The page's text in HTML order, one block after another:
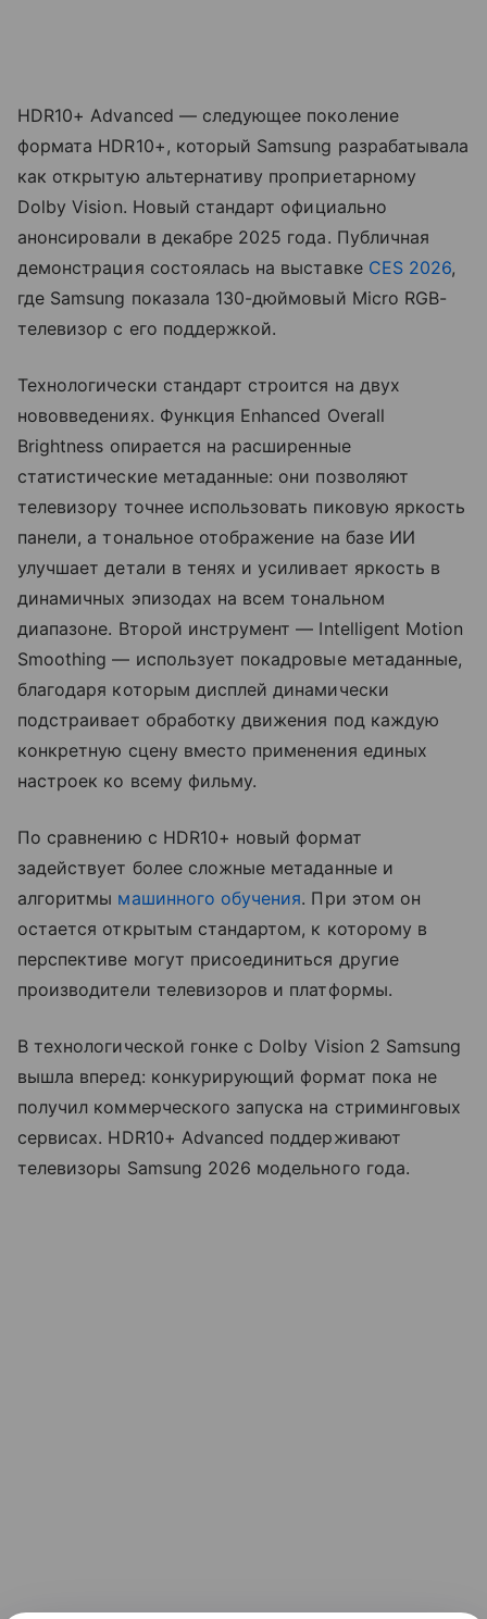
HDR10+ Advanced — следующее поколение
формата HDR10+, который Samsung разрабатывала
как открытую альтернативу проприетарному
Dolby Vision. Новый стандарт официально
анонсировали в декабре 2025 года. Публичная
демонстрация состоялась на выставке CES 2026,
где Samsung показала 130-дюймовый Micro RGB-
телевизор с его поддержкой.
Технологически стандарт строится на двух
нововведениях. Функция Enhanced Overall
Brightness опирается на расширенные
статистические метаданные: они позволяют
телевизору точнее использовать пиковую яркость
панели, а тональное отображение на базе ИИ
улучшает детали в тенях и усиливает яркость в
динамичных эпизодах на всем тональном
диапазоне. Второй инструмент — Intelligent Motion
Smoothing — использует покадровые метаданные,
благодаря которым дисплей динамически
подстраивает обработку движения под каждую
конкретную сцену вместо применения единых
настроек ко всему фильму.
По сравнению с HDR10+ новый формат
задействует более сложные метаданные и
алгоритмы машинного обучения. При этом он
остается открытым стандартом, к которому в
перспективе могут присоединиться другие
производители телевизоров и платформы.
В технологической гонке с Dolby Vision 2 Samsung
вышла вперед: конкурирующий формат пока не
получил коммерческого запуска на стриминговых
сервисах. HDR10+ Advanced поддерживают
телевизоры Samsung 2026 модельного года.